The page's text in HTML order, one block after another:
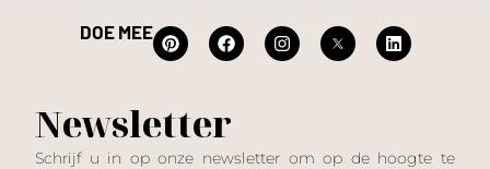
DOE MEE
Newsletter
Schrijf u in op onze newsletter om op de hoogte te